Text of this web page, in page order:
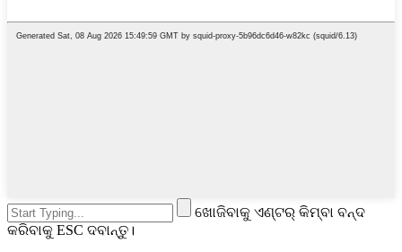
ଖୋଜିବାକୁ ଏଣ୍ଟର୍ କିମ୍ବା ବନ୍ଦ
କରିବାକୁ ESC ଦବାନ୍ତୁ।